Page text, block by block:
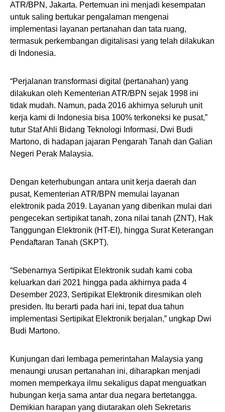
ATR/BPN, Jakarta. Pertemuan ini menjadi kesempatan
untuk saling bertukar pengalaman mengenai
implementasi layanan pertanahan dan tata ruang,
termasuk perkembangan digitalisasi yang telah dilakukan
di Indonesia.
“Perjalanan transformasi digital (pertanahan) yang
dilakukan oleh Kementerian ATR/BPN sejak 1998 ini
tidak mudah. Namun, pada 2016 akhirnya seluruh unit
kerja kami di Indonesia bisa 100% terkoneksi ke pusat,”
tutur Staf Ahli Bidang Teknologi Informasi, Dwi Budi
Martono, di hadapan jajaran Pengarah Tanah dan Galian
Negeri Perak Malaysia.
Dengan keterhubungan antara unit kerja daerah dan
pusat, Kementerian ATR/BPN memulai layanan
elektronik pada 2019. Layanan yang diberikan mulai dari
pengecekan sertipikat tanah, zona nilai tanah (ZNT), Hak
Tanggungan Elektronik (HT-El), hingga Surat Keterangan
Pendaftaran Tanah (SKPT).
“Sebenarnya Sertipikat Elektronik sudah kami coba
keluarkan dari 2021 hingga pada akhirnya pada 4
Desember 2023, Sertipikat Elektronik diresmikan oleh
presiden. Itu berarti pada hari ini, tepat dua tahun
implementasi Sertipikat Elektronik berjalan,” ungkap Dwi
Budi Martono.
Kunjungan dari lembaga pemerintahan Malaysia yang
menaungi urusan pertanahan ini, diharapkan menjadi
momen memperkaya ilmu sekaligus dapat menguatkan
hubungan kerja sama antar dua negara bertetangga.
Demikian harapan yang diutarakan oleh Sekretaris